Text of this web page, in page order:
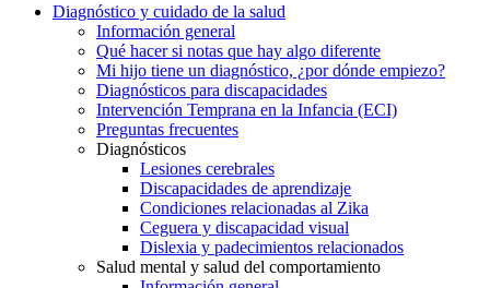
Diagnóstico y cuidado de la salud
Información general
Qué hacer si notas que hay algo diferente
Mi hijo tiene un diagnóstico, ¿por dónde empiezo?
Diagnósticos para discapacidades
Intervención Temprana en la Infancia (ECI)
Preguntas frecuentes
Diagnósticos
Lesiones cerebrales
Discapacidades de aprendizaje
Condiciones relacionadas al Zika
Ceguera y discapacidad visual
Dislexia y padecimientos relacionados
Salud mental y salud del comportamiento